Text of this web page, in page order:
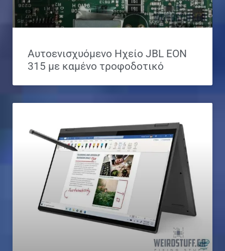
Αυτοενισχυόμενο Ηχείο JBL EON
315 με καμένο τροφοδοτικό